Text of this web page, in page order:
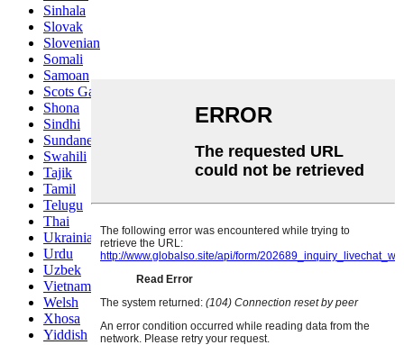
Sinhala
Slovak
Slovenian
Somali
Samoan
Scots Gaelic
Shona
Sindhi
Sundanese
Swahili
Tajik
Tamil
Telugu
Thai
Ukrainian
Urdu
Uzbek
Vietnamese
Welsh
Xhosa
Yiddish